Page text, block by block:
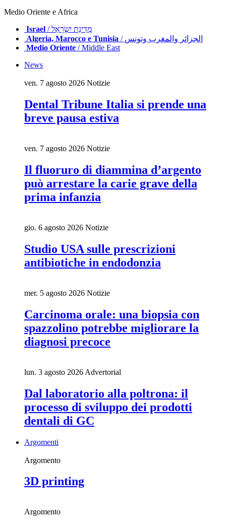
Medio Oriente e Africa
Israel
/ מְדִינַת יִשְׂרָאֵל
Algeria, Marocco e Tunisia
/ الجزائر والمغرب وتونس
Medio Oriente / Middle East
News
ven. 7 agosto 2026 Notizie
Dental Tribune Italia si prende una
breve pausa estiva
ven. 7 agosto 2026 Notizie
Il fluoruro di diammina d’argento
può arrestare la carie grave della
prima infanzia
gio. 6 agosto 2026 Notizie
Studio USA sulle prescrizioni
antibiotiche in endodonzia
mer. 5 agosto 2026 Notizie
Carcinoma orale: una biopsia con
spazzolino potrebbe migliorare la
diagnosi precoce
lun. 3 agosto 2026 Advertorial
Dal laboratorio alla poltrona: il
processo di sviluppo dei prodotti
dentali di GC
Argomenti
Argomento
3D printing
Argomento